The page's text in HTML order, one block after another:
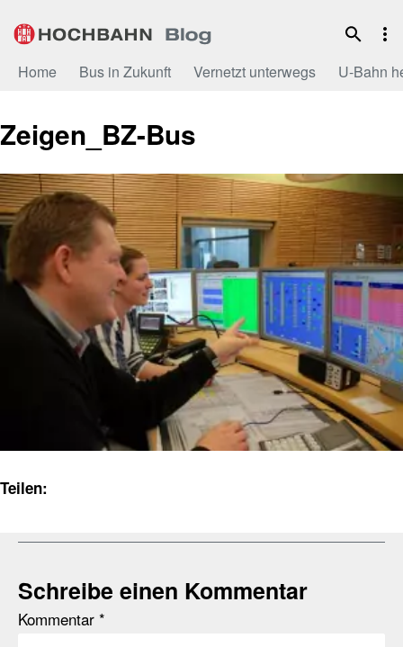
Inhalt
Home Bus in Zukunft Vernetzt unterwegs U-Bahn
Zeigen_BZ-Bus
Teilen:
Schreibe einen Kommentar
Kommentar *